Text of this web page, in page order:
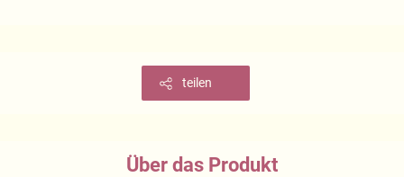
teilen
Über das Produkt